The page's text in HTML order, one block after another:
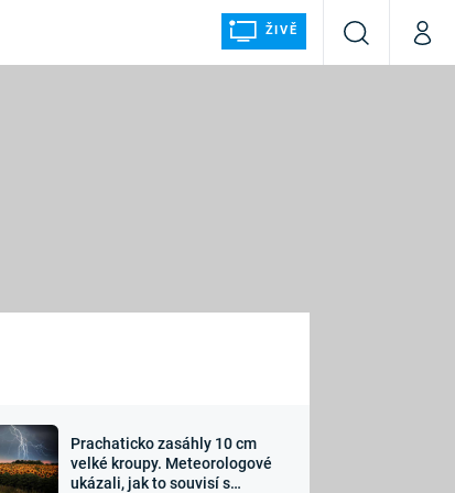
ŽIVĚ
VyhledáváníMůj
Sledujte nás
Prachaticko zasáhly 10 cm
velké kroupy. Meteorologové
ukázali, jak to souvisí s